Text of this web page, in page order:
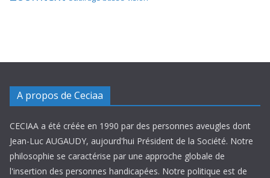
A propos de Ceciaa
CECIAA a été créée en 1990 par des personnes aveugles dont
Jean-Luc AUGAUDY, aujourd'hui Président de la Société. Notre
philosophie se caractérise par une approche globale de
l'insertion des personnes handicapées. Notre politique est de